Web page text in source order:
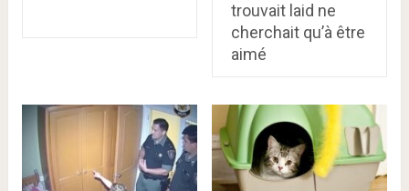
trouvait laid ne
cherchait qu’à être
aimé